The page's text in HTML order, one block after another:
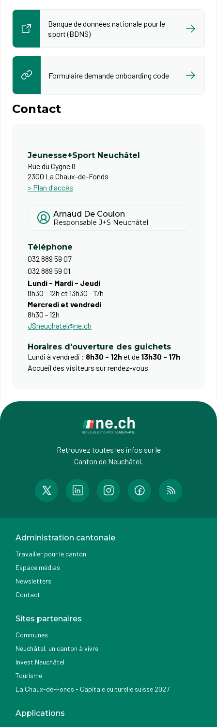
Banque de données nationale pour le
sport (BDNS)
Formulaire demande onboarding code
Contact
Jeunesse+Sport Neuchâtel
Rue du Cygne 8
2300 La Chaux-de-Fonds
> Plan d'accès
Arnaud De Coulon
Responsable J+S Neuchâtel
Téléphone
032 889 59 07
032 889 59 01
Lundi - Mardi - Jeudi
8h30 - 12h et 13h30 - 17h
Mercredi et vendredi
8h30 - 12h
JSneuchatel@ne.ch
Horaires d'ouverture des guichets
Lundi à vendredi : 8h30 - 12het de 13h30 - 17h
Accueil des visiteurs sur rendez-vous
Retrouvez toutes les infos sur le
Canton de Neuchâtel.
Administration cantonale
Travailler pour le canton
Espace médias
Newsletters
Contact
Sites partenaires
Communes
Neuchâtel, un canton à vivre
Invest Neuchâtel
Tourisme
La Chaux-de-Fonds - Capitale culturelle suisse 2027
Applications